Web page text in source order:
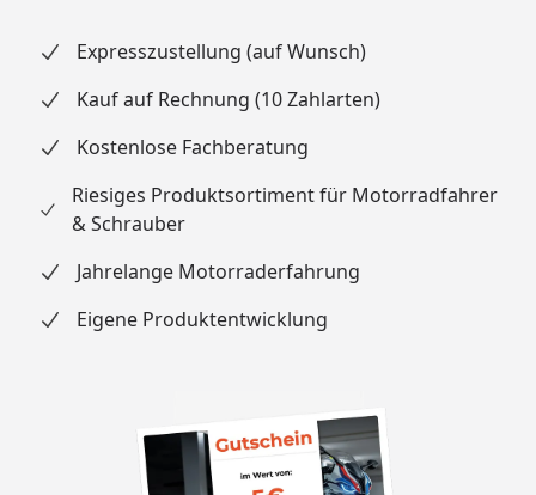
Expresszustellung (auf Wunsch)
Kauf auf Rechnung (10 Zahlarten)
Kostenlose Fachberatung
Riesiges Produktsortiment für Motorradfahrer
& Schrauber
Jahrelange Motorraderfahrung
Eigene Produktentwicklung